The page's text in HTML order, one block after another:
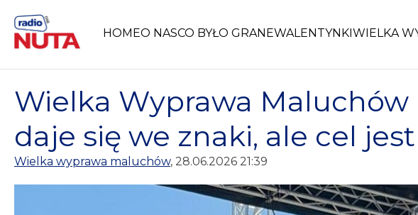
content
HOMEO NASCO BYŁO GRANEWALENTYNKIWIELKA
Wielka Wyprawa Maluchów
daje się we znaki, ale cel
Wielka wyprawa maluchów, 28.06.2026 21:39